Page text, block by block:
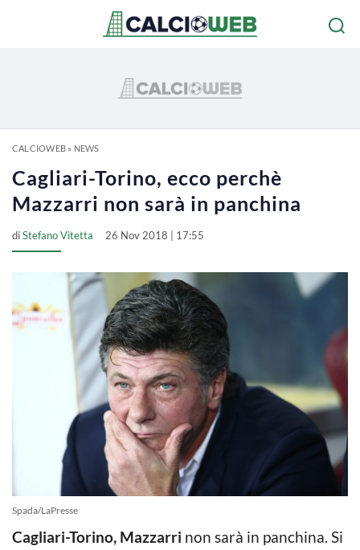
CALCIOWEB» NEWS
Cagliari-Torino, ecco perchè
Mazzarri non sarà in panchina
diStefano Vitetta 26 Nov 2018 | 17:55
Spada/LaPresse
Cagliari-Torino, Mazzarri non sarà in panchina. Si